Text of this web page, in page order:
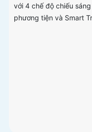
với 4 chế độ chiếu
phương tiện và Smart